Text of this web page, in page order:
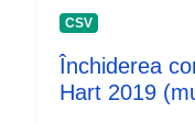
CSV
Închiderea
Hart 2019